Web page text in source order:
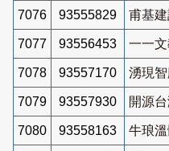
7076 93555829 甫基
7077 93556453 一一
7078 93557170 湧現
7079 93557930 開源
7080 93558163 牛琅